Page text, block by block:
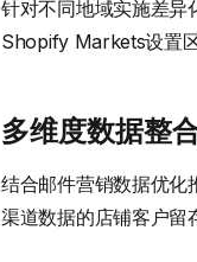
针对不同地域实施差异
Shopify Markets设置
多维度数据整
结合邮件营销数据优化
渠道数据的店铺客户留